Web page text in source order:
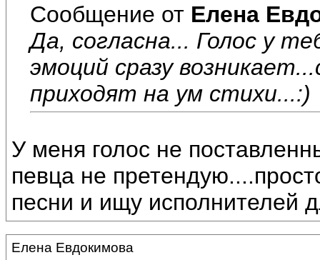
Сообщение от Елена
Да, согласна... Голос у
эмоций сразу
приходят на ум стихи...:)
У меня голос не
певца не
песни и ищу исполнителей
Елена Евдокимова